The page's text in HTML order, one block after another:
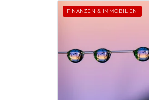
FINANZEN & IMMOBILIEN